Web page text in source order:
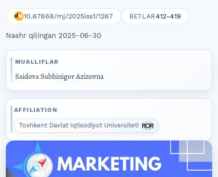
10.67668/mj/2025iss1/1267 BETLAR412-419
Nashr qilingan 2025-06-30
MUALLIFLAR
Saidova Subhinigor Azizovna
AFFILIATION
Toshkent Davlat Iqtisodiyot Universiteti